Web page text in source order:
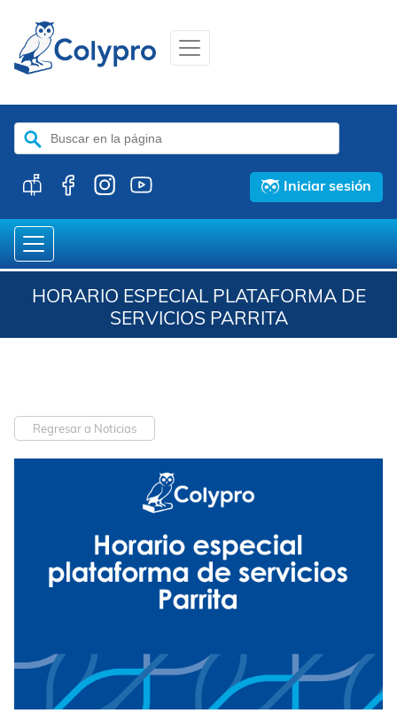
Buscar:
Iniciar sesión
HORARIO ESPECIAL PLATAFORMA DE
SERVICIOS PARRITA
Regresar a Noticias